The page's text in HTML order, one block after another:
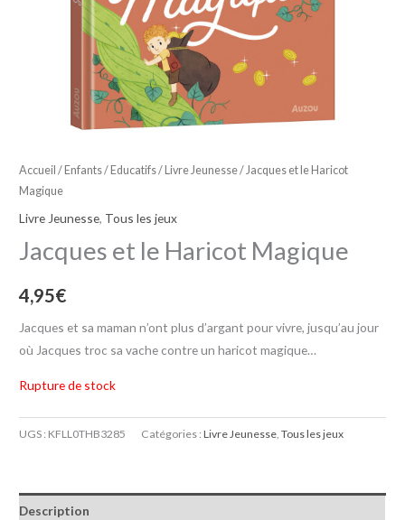
Accueil / Enfants / Educatifs/ Livre Jeunesse/ Jacques et le Haricot
Magique
Livre Jeunesse, Tous les jeux
Jacques et le Haricot Magique
4,95€
Jacques et sa maman n’ont plus d’argant pour vivre, jusqu’au jour
où Jacques troc sa vache contre un haricot magique…
Rupture de stock
UGS : KFLL0THB3285 Catégories :Livre Jeunesse ,Tous les jeux
Description